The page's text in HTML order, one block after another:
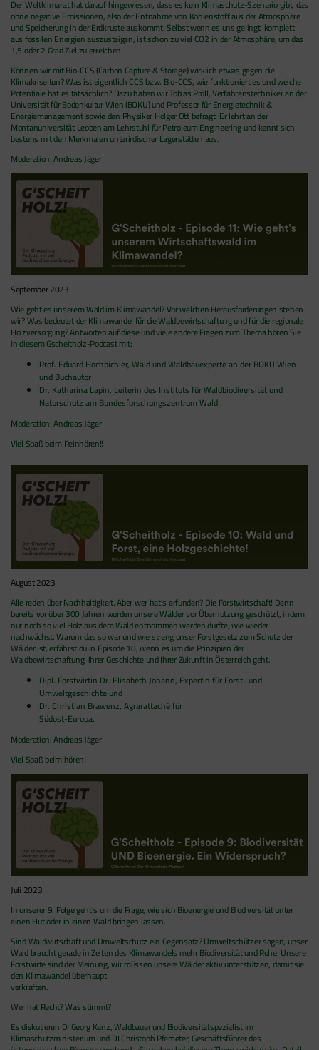
Der Weltklimarat hat darauf hingewiesen, dass es kein Klimaschutz-Szenario gibt, das
ohne negative Emissionen, also der Entnahme von Kohlenstoff aus der Atmosphäre
und Speicherung in der Erdkruste auskommt. Selbst wenn es uns gelingt, komplett
aus fossilen Energien auszusteigen, ist schon zu viel CO2 in der Atmosphäre, um das
1,5 oder 2 Grad Ziel zu erreichen.
Können wir mit Bio-CCS (Carbon Capture & Storage) wirklich etwas gegen die
Klimakrise tun? Was ist eigentlich CCS bzw. Bio-CCS, wie funktioniert es und welche
Potentiale hat es tatsächlich? Dazu haben wir Tobias Pröll, Verfahrenstechniker an der
Universität für Bodenkultur Wien (BOKU) und Professor für Energietechnik &
Energiemanagement sowie den Physiker Holger Ott befragt. Er lehrt an der
Montanuniversität Leoben am Lehrstuhl für Petroleum Engineering und kennt sich
bestens mit den Merkmalen unterirdischer Lagerstätten aus.
Moderation: Andreas Jäger
September 2023
Wie geht es unserem Wald im Klimawandel? Vor welchen Herausforderungen stehen
wir? Was bedeutet der Klimawandel für die Waldbewirtschaftung und für die regionale
Holzversorgung? Antworten auf diese und viele andere Fragen zum Thema hören Sie
in diesem Gscheitholz-Podcast mit:
Prof. Eduard Hochbichler, Wald und Waldbauexperte an der BOKU Wien
und Buchautor
Dr. Katharina Lapin, Leiterin des Instituts für Waldbiodiversität und
Naturschutz am Bundesforschungszentrum Wald
Moderation: Andreas Jäger
Viel Spaß beim Reinhören!!
August 2023
Alle reden über Nachhaltigkeit. Aber wer hat’s erfunden? Die Forstwirtschaft! Denn
bereits vor über 300 Jahren wurden unsere Wälder vor Übernutzung geschützt, indem
nur noch so viel Holz aus dem Wald entnommen werden durfte, wie wieder
nachwächst. Warum das so war und wie streng unser Forstgesetz zum Schutz der
Wälder ist, erfährst du in Episode 10, wenn es um die Prinzipien der
Waldbewirtschaftung, ihrer Geschichte und Ihrer Zukunft in Österreich geht.
Dipl. Forstwirtin Dr. Elisabeth Johann, Expertin für Forst- und
Umweltgeschichte und
Dr. Christian Brawenz, Agrarattaché für
Südost-Europa.
Moderation: Andreas Jäger
Viel Spaß beim hören!
Juli 2023
In unserer 9. Folge geht’s um die Frage, wie sich Bioenergie und Biodiversität unter
einen Hut oder in einen Wald bringen lassen.
Sind Waldwirtschaft und Umweltschutz ein Gegensatz? Umweltschützer sagen, unser
Wald braucht gerade in Zeiten des Klimawandels mehr Biodiversität und Ruhe. Unsere
Forstwirte sind der Meinung, wir müssen unsere Wälder aktiv unterstützen, damit sie
den Klimawandel überhaupt
verkraften.
Wer hat Recht? Was stimmt?
Es diskutieren DI Georg Kanz, Waldbauer und Biodiversitätspezialist im
Klimaschutzministerium und DI Christoph Pfemeter, Geschäftsführer des
Tracking- und Remarketing-Codes gebündelt
einbauen können. Wenn Sie beispielsweise
Google Analytics über den Tag Manager
einbinden, werden Cookies gesetzt. Diese
Cookies stammen aber von Google Analytics
und nicht vom Tag Manager selbst.